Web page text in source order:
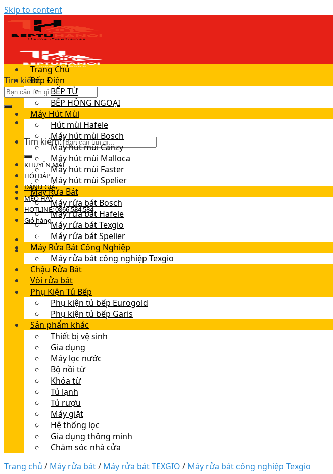
Skip to content
Tìm kiếm:
Tìm kiếm:
KHUYẾN MÃI
HỎI ĐÁP
ĐÁNH GIÁ
MẸO HAY
HOTLINE: 0866.584.584
Giỏ hàng
Trang Chủ
Bếp Điện
BẾP TỪ
BẾP HỒNG NGOẠI
Máy Hút Mùi
Hút mùi Hafele
Máy hút mùi Bosch
Máy hút mùi Canzy
Máy hút mùi Malloca
Máy hút mùi Faster
Máy hút mùi Spelier
Máy Rửa Bát
Máy rửa bát Bosch
Máy rửa bát Hafele
Máy rửa bát Texgio
Máy rửa bát Spelier
Máy Rửa Bát Công Nghiệp
Máy rửa bát công nghiệp Texgio
Chậu Rửa Bát
Vòi rửa bát
Phụ Kiện Tủ Bếp
Phụ kiện tủ bếp Eurogold
Phụ kiện tủ bếp Garis
Sản phẩm khác
Thiết bị vệ sinh
Gia dụng
Máy lọc nước
Bộ nồi từ
Khóa từ
Tủ lạnh
Tủ rượu
Máy giặt
Hệ thống lọc
Gia dụng thông minh
Chăm sóc nhà cửa
Trang chủ / Máy rửa bát/ Máy rửa bát TEXGIO / Máy rửa bát công nghiệp Texgio